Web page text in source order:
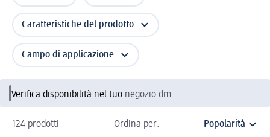
Caratteristiche del prodotto
Campo di applicazione
Verifica disponibilità nel tuo negozio dm
124 prodotti Ordina per: